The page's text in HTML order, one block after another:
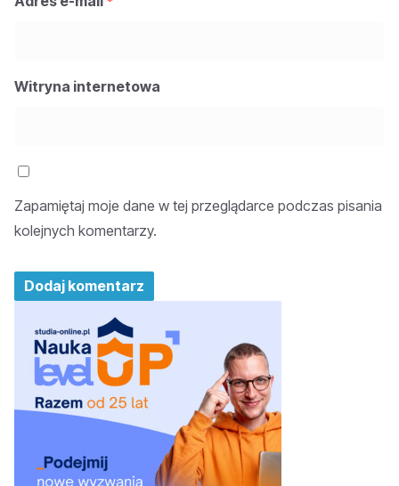
Witryna internetowa
Zapamiętaj moje dane w tej przeglądarce podczas pisania
kolejnych komentarzy.